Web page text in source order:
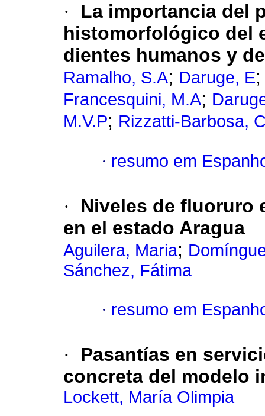
·
La importancia del
histomorfológico del
dientes humanos y
Ramalho, S.A; Daruge, E
Francesquini, M.A;
M.V.P; Rizzatti-Barbosa,
· resumo em
·
Niveles de fluoruro
en el estado Aragua
Aguilera, Maria;
Sánchez, Fátima
· resumo em
·
Pasantías en
concreta del modelo
Lockett, María Olimpia